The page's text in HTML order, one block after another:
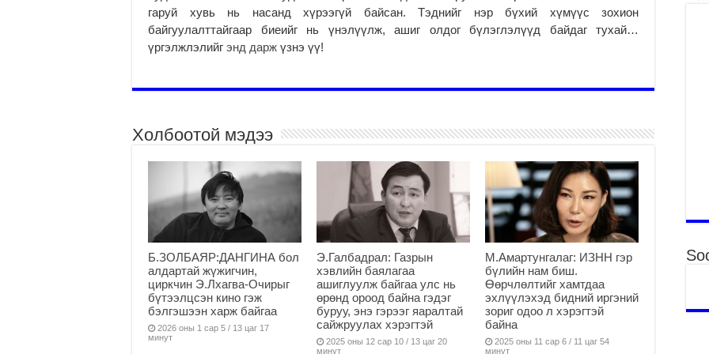
гаруй хувь нь насанд хүрээгүй байсан. Тэднийг нэр бүхий хүмүүс зохион
байгуулалттайгаар биеийг нь үнэлүүлж, ашиг олдог бүлэглэлүүд байдаг тухай…
үргэлжлэлийг энд дарж үзнэ үү!
Холбоотой мэдээ
Б.ЗОЛБАЯР:ДАНГИНА бол
алдартай жүжигчин,
циркчин Э.Лхагва-Очирыг
бүтээлцсэн кино гэж
бэлгэшээн харж байгаа
2026 оны 1 сар 5 / 13 цаг 17
минут
Э.Галбадрал: Газрын
хэвлийн баялагаа
ашиглуулж байгаа улс нь
өрөнд ороод байна гэдэг
буруу, энэ гэрээг яаралтай
сайжруулах хэрэгтэй
2025 оны 12 сар 10 / 13 цаг 20
минут
М.Амартунгалаг: ИЗНН гэр
бүлийн нам биш.
Өөрчлөлтийг хамтдаа
эхлүүлэхэд бидний иргэний
зориг одоо л хэрэгтэй
байна
2025 оны 11 сар 6 / 11 цаг 54
минут